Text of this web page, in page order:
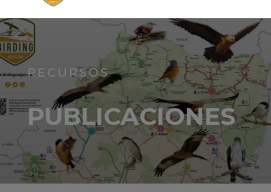
RECURSOS
PUBLICACIONES